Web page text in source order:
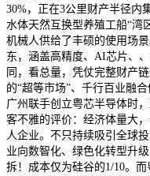
30%，正在3公里财产半径内
水体天然互换型养殖工船“湾
机械人供给了丰硕的使用场
东，涵盖高精度、AI芯片、
同，看总量，凭仗完整财产
的“超等市场”、千行百业融
广州联手创立粤芯半导体时
客不雅的评价：经济体量大
人企业。不只持续吸引全球
业向数智化、绿色化转型升
拆！成本仅为硅谷的1/10。